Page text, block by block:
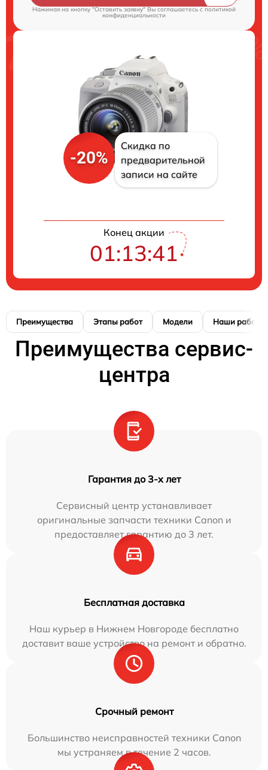
Нажимая на кнопку "Оставить заявку" Вы соглашаетесь cполитикой
конфиденциальности
-20%
Скидка по
предварительной
записи на сайте
Конец акции
01:13:40
Преимущества Этапы работ Модели Наши работы
Преимущества сервис-
центра
Гарантия до 3-х лет
Сервисный центр устанавливает
оригинальные запчасти техники Canon и
предоставляет гарантию до 3 лет.
Бесплатная доставка
Наш курьер в Нижнем Новгороде бесплатно
доставит ваше устройство на ремонт и обратно.
Срочный ремонт
Большинство неисправностей техники Canon
мы устраняем в течение 2 часов.